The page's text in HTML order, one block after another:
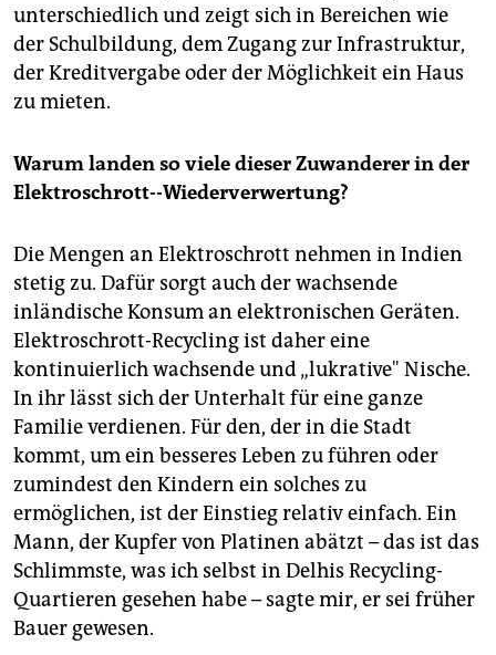
unterschiedlich und zeigt sich in Bereichen wie
der Schulbildung, dem Zugang zur Infrastruktur,
der Kreditvergabe oder der Möglichkeit ein Haus
zu mieten.
Warum landen so viele dieser Zuwanderer in der
Elektroschrott--Wiederverwertung?
Die Mengen an Elektroschrott nehmen in Indien
stetig zu. Dafür sorgt auch der wachsende
inländische Konsum an elektronischen Geräten.
Elektroschrott-Recycling ist daher eine
kontinuierlich wachsende und „lukrative" Nische.
In ihr lässt sich der Unterhalt für eine ganze
Familie verdienen. Für den, der in die Stadt
kommt, um ein besseres Leben zu führen oder
zumindest den Kindern ein solches zu
ermöglichen, ist der Einstieg relativ einfach. Ein
Mann, der Kupfer von Platinen abätzt – das ist das
Schlimmste, was ich selbst in Delhis Recycling-
Quartieren gesehen habe – sagte mir, er sei früher
Bauer gewesen.